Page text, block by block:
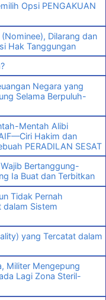
Opsi PENGAKUAN
Dilarang dan
Hak Tanggungan
Negara yang
Selama Berpuluh-
Mentah Alibi
Hakim dan
PERADILAN SESAT
Bertanggung-
Ia Buat dan Terbitkan
Tidak Pernah
dalam Sistem
yang Tercatat dalam
Militer Mengepung
Lagi Zona Steril-